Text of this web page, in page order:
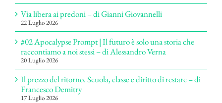
Via libera ai predoni – di Gianni Giovannelli
22 Luglio 2026
#02 Apocalypse Prompt | Il futuro è solo una storia che
raccontiamo a noi stessi – di Alessandro Verna
20 Luglio 2026
Il prezzo del ritorno. Scuola, classe e diritto di restare – di
Francesco Demitry
17 Luglio 2026